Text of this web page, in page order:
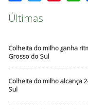
Últimas
Colheita do milho ganha
Grosso do Sul
Colheita do milho alcança
Sul